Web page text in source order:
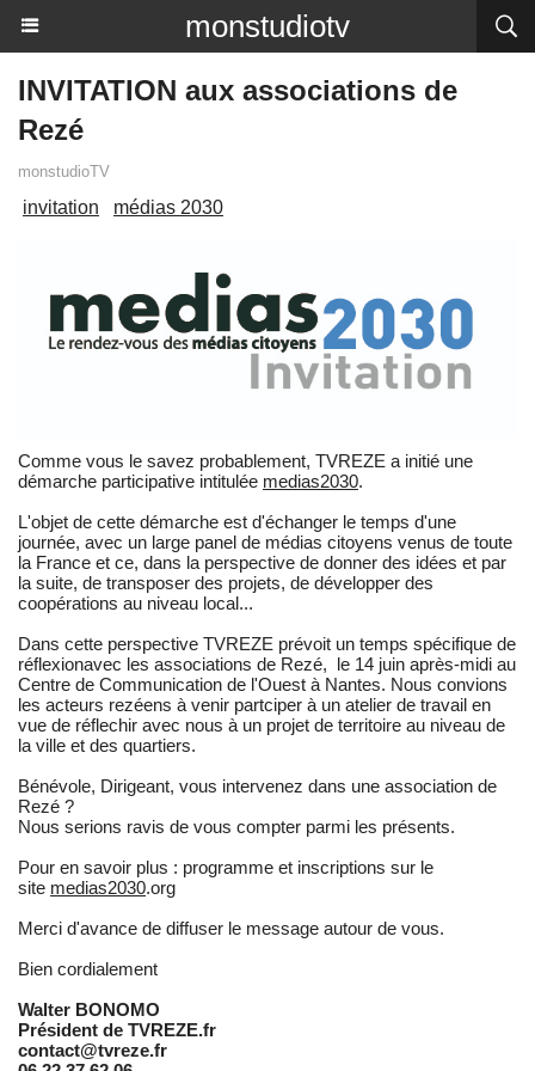
monstudiotv
INVITATION aux associations de
Rezé
monstudioTV
invitation médias 2030
Comme vous le savez probablement, TVREZE a initié une
démarche participative intitulée medias2030.
L'objet de cette démarche est d'échanger le temps d'une
journée, avec un large panel de médias citoyens venus de toute
la France et ce, dans la perspective de donner des idées et par
la suite, de transposer des projets, de développer des
coopérations au niveau local...
Dans cette perspective TVREZE prévoit un temps spécifique de
réflexionavec les associations de Rezé, le 14 juin après-midi au
Centre de Communication de l'Ouest à Nantes. Nous convions
les acteurs rezéens à venir partciper à un atelier de travail en
vue de réflechir avec nous à un projet de territoire au niveau de
la ville et des quartiers.
Bénévole, Dirigeant, vous intervenez dans une association de
Rezé ?
Nous serions ravis de vous compter parmi les présents.
Pour en savoir plus : programme et inscriptions sur le
site medias2030.org
Merci d'avance de diffuser le message autour de vous.
Bien cordialement
Walter BONOMO
Président de TVREZE.fr
contact@tvreze.fr